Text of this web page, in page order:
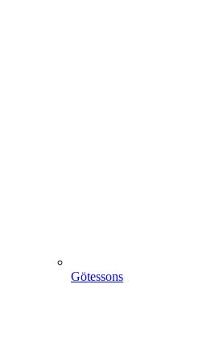
Götessons